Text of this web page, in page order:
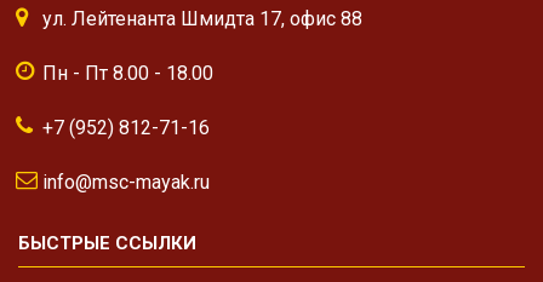
ул. Лейтенанта Шмидта 17, офис 88
Пн - Пт 8.00 - 18.00
+7 (952) 812-71-16
info@msc-mayak.ru
БЫСТРЫЕ ССЫЛКИ